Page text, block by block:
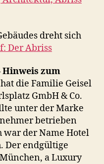
dreht sich
Der Abriss
Hinweis zum
die Familie Geisel
GmbH & Co.
unter der Marke
betrieben
der Name Hotel
Der endgültige
a Luxury